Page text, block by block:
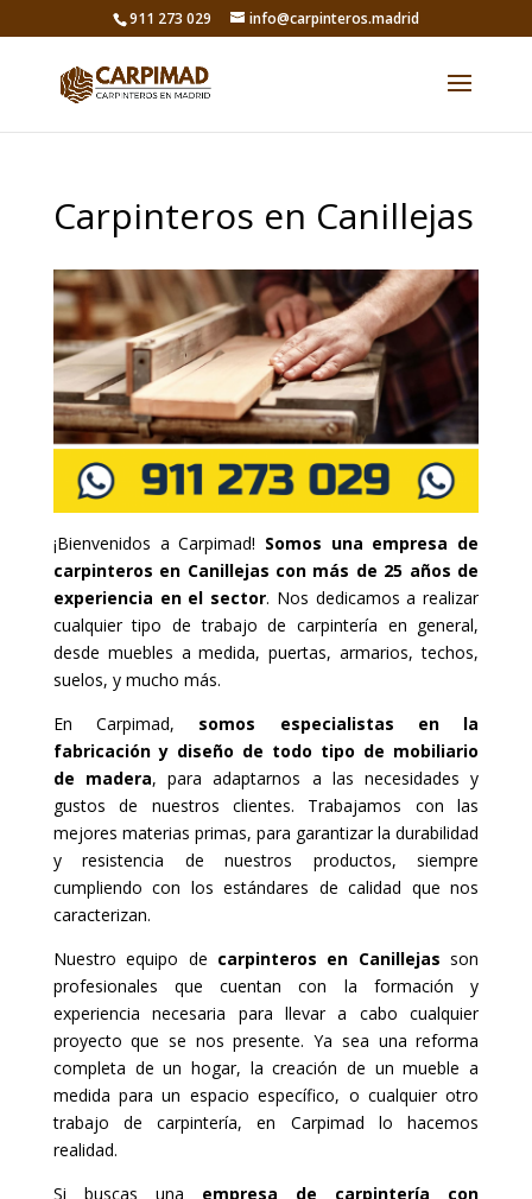
911 273 029 info@carpinteros.madrid
Carpinteros en Canillejas
¡Bienvenidos a Carpimad! Somos una empresa de
carpinteros en Canillejas con más de 25 años de
experiencia en el sector. Nos dedicamos a realizar
cualquier tipo de trabajo de carpintería en general,
desde muebles a medida, puertas, armarios, techos,
suelos, y mucho más.
En Carpimad, somos especialistas en la
fabricación y diseño de todo tipo de mobiliario
de madera, para adaptarnos a las necesidades y
gustos de nuestros clientes. Trabajamos con las
mejores materias primas, para garantizar la durabilidad
y resistencia de nuestros productos, siempre
cumpliendo con los estándares de calidad que nos
caracterizan.
Nuestro equipo de carpinteros en Canillejasson
profesionales que cuentan con la formación y
experiencia necesaria para llevar a cabo cualquier
proyecto que se nos presente. Ya sea una reforma
completa de un hogar, la creación de un mueble a
medida para un espacio específico, o cualquier otro
trabajo de carpintería, en Carpimad lo hacemos
realidad.
Si buscas una empresa de carpintería con